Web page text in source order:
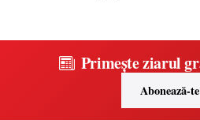
Primește ziarul
Abonează-te